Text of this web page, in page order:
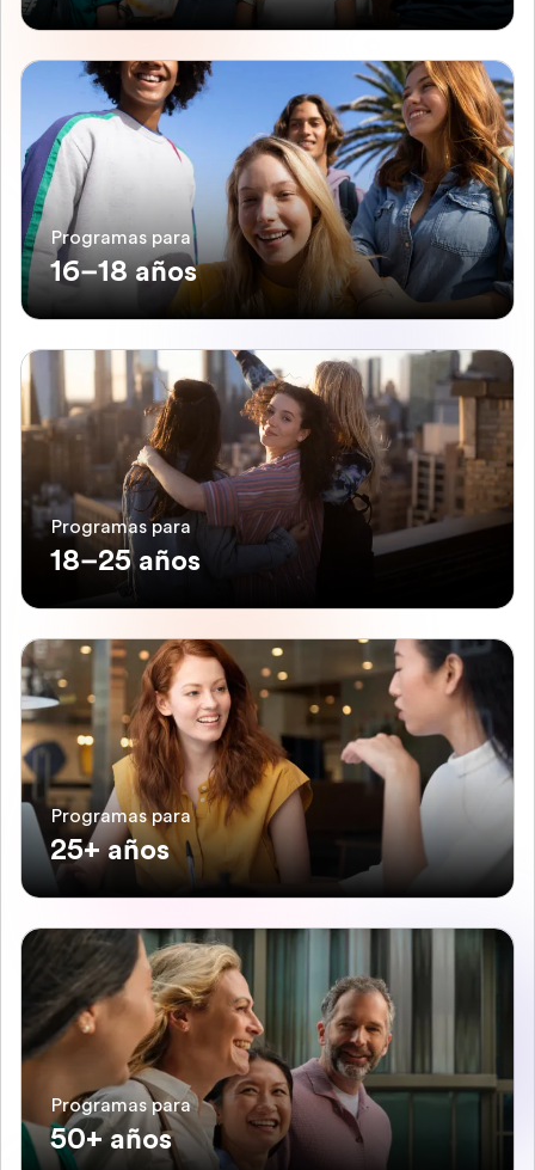
Programas para
16–18 años
Programas para
18–25 años
Programas para
25+ años
Programas para
50+ años